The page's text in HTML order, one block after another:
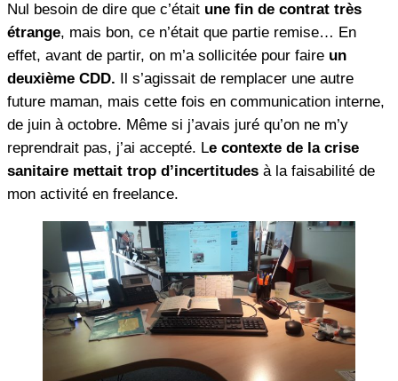
Nul besoin de dire que c’était une fin de contrat très
étrange, mais bon, ce n’était que partie remise… En
effet, avant de partir, on m’a sollicitée pour faire un
deuxième CDD. Il s’agissait de remplacer une autre
future maman, mais cette fois en communication interne,
de juin à octobre. Même si j’avais juré qu’on ne m’y
reprendrait pas, j’ai accepté. Le contexte de la crise
sanitaire mettait trop d’incertitudes à la faisabilité de
mon activité en freelance.